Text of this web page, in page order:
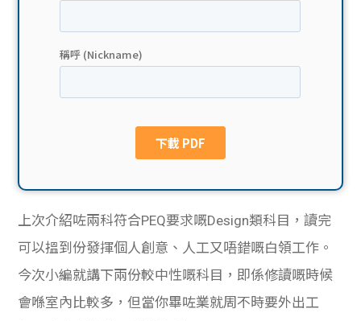
計數
網上
私人
貸款
貸款
計數
Gui
校園
Gui
de
理財
Gui
上次介紹咗兩科符合PEQ要求嘅Design類科目，讀完
可以搵到份發揮個人創意、人工又唔錯嘅白領工作。
今次小編就講下兩份較中性嘅科目，即係修讀嘅時候
會喺室內比較多，但當你畢咗業就周不時要外出工